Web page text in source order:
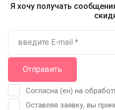
Я хочу получать
Согласна (ен) на
Оставляя заявку, вы
Отправить